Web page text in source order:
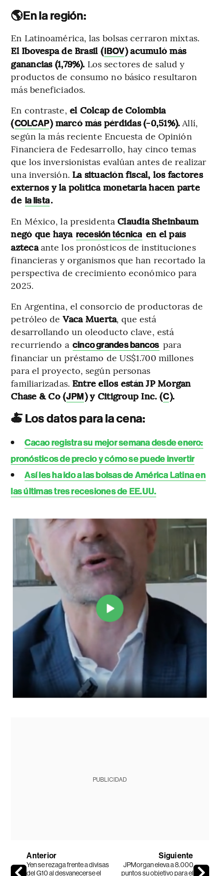
🌎En la región:
En Latinoamérica, las bolsas cerraron mixtas.
El Ibovespa de Brasil (IBOV) acumuló más
ganancias (1,79%). Los sectores de salud y
productos de consumo no básico resultaron
más beneficiados.
En contraste, el Colcap de Colombia
(COLCAP) marcó más pérdidas (-0,51%). Allí,
según la más reciente Encuesta de Opinión
Financiera de Fedesarrollo, hay cinco temas
que los inversionistas evalúan antes de realizar
una inversión. La situación fiscal, los factores
externos y la política monetaria hacen parte
de la lista.
En México, la presidentaClaudia Sheinbaum
negó que haya recesión técnica en el país
aztecaante los pronósticos de instituciones
financieras y organismos que han recortado la
perspectiva de crecimiento económico para
2025.
En Argentina, el consorcio de productoras de
petróleo deVaca Muerta, que está
desarrollando un oleoducto clave, está
recurriendo a cinco grandes bancos para
financiar un préstamo de US$1.700 millones
para el proyecto, según personas
familiarizadas. Entre ellos están JP Morgan
Chase & Co (JPM) y Citigroup Inc. (C).
🍝 Los datos para la cena:
Cacao registra su mejor semana desde enero:
pronósticos de precio y cómo se puede invertir
Así les ha ido a las bolsas de América Latina en
las últimas tres recesiones de EE.UU.
PUBLICIDAD
Anterior
Yen se rezaga frente a divisas
del G10 al desvanecerse el
Siguiente
JPMorgan eleva a 8.000
puntos su objetivo para el